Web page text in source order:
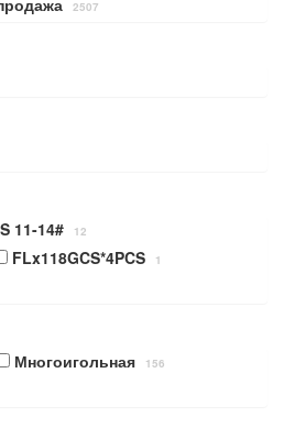
2507
11-14# 12
FLx118GCS*4PCS 1
Многоигольная 156